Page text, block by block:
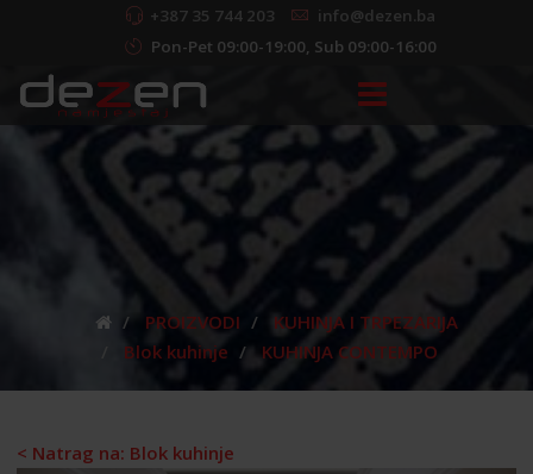
+387 35 744 203
info@dezen.ba
Pon-Pet 09:00-19:00, Sub 09:00-16:00
PROIZVODI
KUHINJA I TRPEZARIJA
Blok kuhinje
KUHINJA CONTEMPO
< Natrag na: Blok kuhinje